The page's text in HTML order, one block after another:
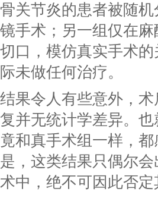
骨关节炎的患者被随
镜手术；另一组仅在
切口，模仿真实手术
际未做任何治疗。
结果令人有些意外，
复并无统计学差异。
竟和真手术组一样，
是，这类结果只偶尔
术中，绝不可因此否